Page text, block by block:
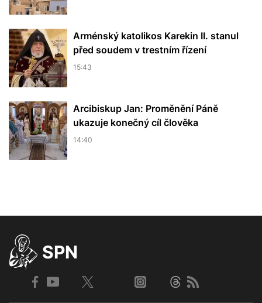
Arménský katolikos Karekin II. stanul
před soudem v trestním řízení
15:43
Arcibiskup Jan: Proměnění Páně
ukazuje konečný cíl člověka
14:40
SPN